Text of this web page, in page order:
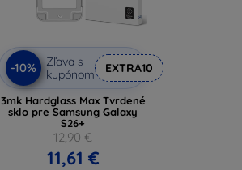
-10%
Zľava s
kupónom
EXTRA10
3mk Hardglass Max Tvrdené
sklo pre Samsung Galaxy
S26+
12,90 €
11,61 €